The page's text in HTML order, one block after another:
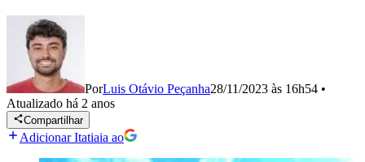
PorLuis Otávio Peçanha28/11/2023 às 16h54 •
Atualizado há 2 anos
Compartilhar
Adicionar Itatiaia ao